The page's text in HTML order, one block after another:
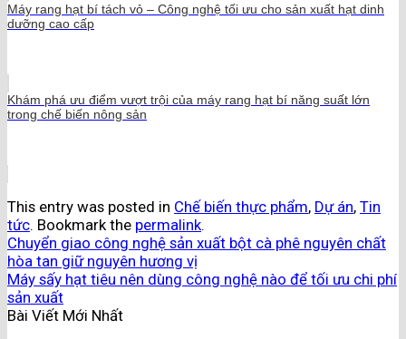
Máy rang hạt bí tách vỏ – Công nghệ tối ưu cho sản xuất hạt dinh
dưỡng cao cấp
Khám phá ưu điểm vượt trội của máy rang hạt bí năng suất lớn
trong chế biến nông sản
This entry was posted in Chế biến thực phẩm, Dự án, Tin
tức. Bookmark the permalink.
Chuyển giao công nghệ sản xuất bột cà phê nguyên chất
hòa tan giữ nguyên hương vị
Máy sấy hạt tiêu nên dùng công nghệ nào để tối ưu chi phí
sản xuất
Bài Viết Mới Nhất